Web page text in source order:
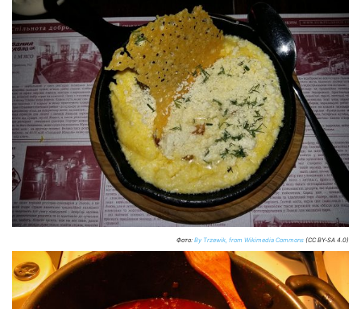
Фото: By Trzewik, from Wikimedia Commons (CC BY-SA 4.0)